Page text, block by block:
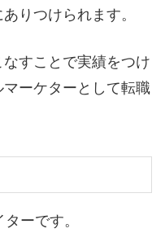
りつけられます。
すことで実績をつけ
ーケターとして転職
ーです。